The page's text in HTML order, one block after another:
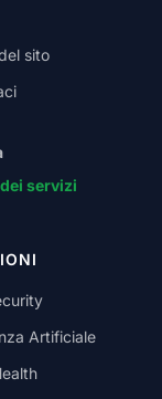
sito
servizi
Artificiale